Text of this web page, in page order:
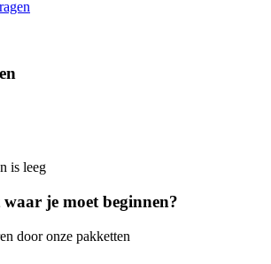
is leeg
waar je moet beginnen?
door onze pakketten